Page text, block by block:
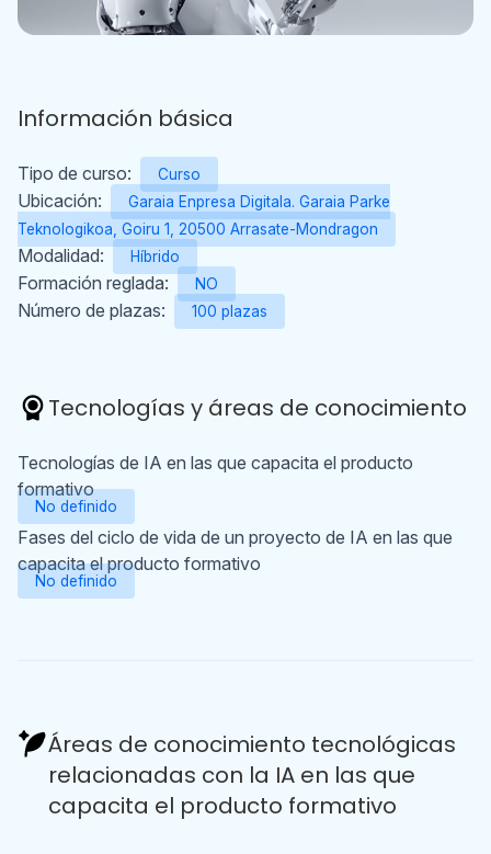
Información básica
Tipo de curso: Curso
Ubicación:
Garaia Enpresa Digitala. Garaia Parke
Teknologikoa, Goiru 1, 20500 Arrasate-Mondragon
Modalidad: Híbrido
Formación reglada: NO
Número de plazas: 100 plazas
Tecnologías y áreas de conocimiento
Tecnologías de IA en las que capacita el producto
formativo
No definido
Fases del ciclo de vida de un proyecto de IA en las que
capacita el producto formativo
No definido
Áreas de conocimiento tecnológicas
relacionadas con la IA en las que
capacita el producto formativo